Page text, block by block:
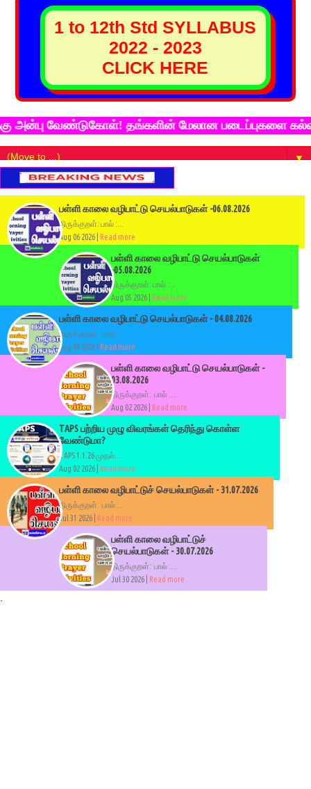
1 to 12th Std SYLLABUS
2022 - 2023
CLICK HERE
வேண்டுகோள்! தங்களின் மேலான படைப்புகளை
▼
பள்ளி காலை வழிபாட்டு செயல்பாடுகள் -06.08.2026
திருக்குறள்: பால் :...
Aug 06 2026 |
Read more
பள்ளி காலை வழிபாட்டு செயல்பாடுகள்
-05.08.2026
திருக்குறள்: பால் :...
Aug 05 2026 | Read more
பள்ளி காலை வழிபாட்டு செயல்பாடுகள் - 04.08.2026
திருக்குறள்: பால் :...
Aug 04 2026 | Read more
பள்ளி காலை வழிபாட்டு செயல்பாடுகள் -
03.08.2026
திருக்குறள்: பால் :...
Aug 02 2026 |
Read more
TAPS பற்றிய முழு விவரங்கள் தெரிந்து கொள்ள
வேண்டுமா?
TAPS 1.1.26 முதல்...
Aug 02 2026 | Read more
பள்ளி காலை வழிபாட்டுச் செயல்பாடுகள் - 31.07.2026
திருக்குறள்: பால் :...
Jul 31 2026 |
Read more
பள்ளி காலை வழிபாட்டுச்
செயல்பாடுகள் - 30.07.2026
திருக்குறள்: பால் :...
Jul 30 2026 |
Read more